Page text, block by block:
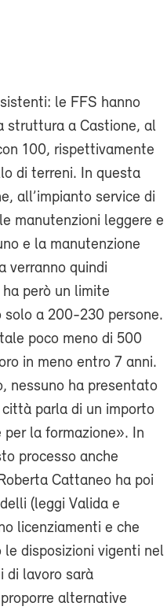
le FFS hanno
struttura a Castione, al
100, rispettivamente
di terreni. In questa
all’impianto service di
manutenzioni leggere e
e la manutenzione
verranno quindi
però un limite
a 200-230 persone.
poco meno di 500
in meno entro 7 anni.
nessuno ha presentato
città parla di un importo
la formazione». In
processo anche
Cattaneo ha poi
(leggi Valida e
licenziamenti e che
disposizioni vigenti nel
di lavoro sarà
alternative